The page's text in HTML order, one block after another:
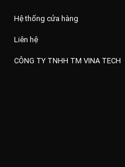
Hệ thống cửa hàng
Liên hệ
CÔNG TY TNHH TM VINA TECH